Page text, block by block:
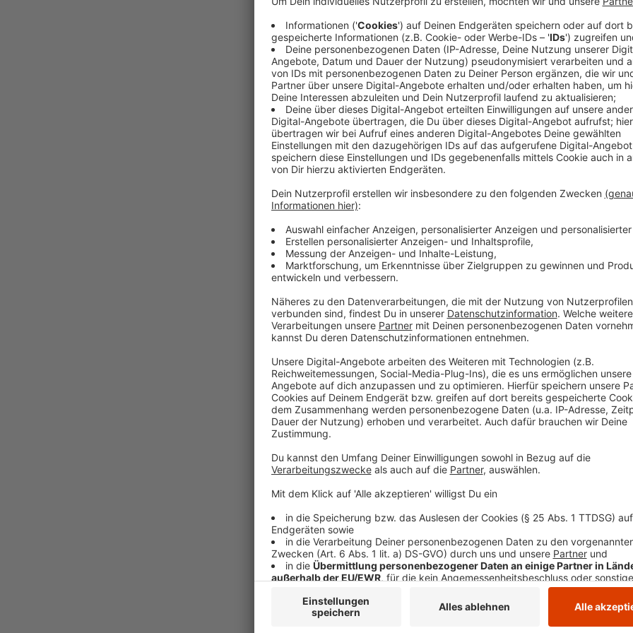
Mit Philipp Dittberner begrüßen wir einen Künstler
in seinen Songs gewisse Gefühle und Emotionen zu
spüren können. So auch in der neuen Single "4:30".
Worte" und "psychisch tiefgründige Texte" an.
im Interview verraten. Genauso, warum er bei Hund
Anzeige
Philipp Dittberner über Musik und
Anzeige
Die Single "Keine Freunde"
Wir benötigen Ihre
den YouTube
Wir verwenden einen
einzubetten. Dieser
Ihren Aktivitäten
die Details durch und
Nutzung des Service zu,
Mehr